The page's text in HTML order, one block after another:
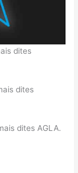
dites
dites
dites AGLA.